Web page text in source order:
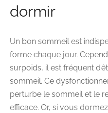
dormir
Un bon sommeil est
forme chaque jour.
surpoids, il est fréquent
sommeil. Ce
perturbe le sommeil et le
efficace. Or, si vous